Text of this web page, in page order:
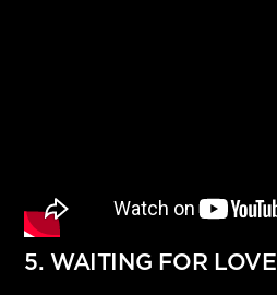
5. WAITING FOR LOVE